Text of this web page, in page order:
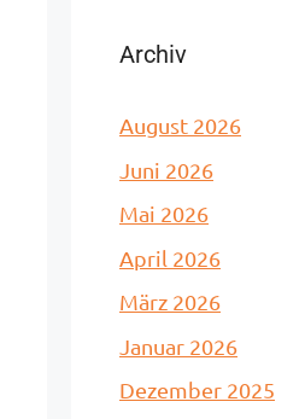
Archiv
August 2026
Juni 2026
Mai 2026
April 2026
März 2026
Januar 2026
Dezember 2025